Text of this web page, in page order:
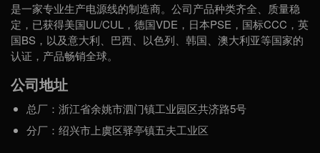
是一家专业生产电源线的制造商。公司产品种类齐全、质量稳
定，已获得美国UL/CUL，德国VDE，日本PSE，国标CCC，英
国BS，以及意大利、巴西、以色列、韩国、澳大利亚等国家的
认证，产品畅销全球。
公司地址
总厂：浙江省余姚市泗门镇工业园区共济路5号
分厂：绍兴市上虞区驿亭镇五夫工业区